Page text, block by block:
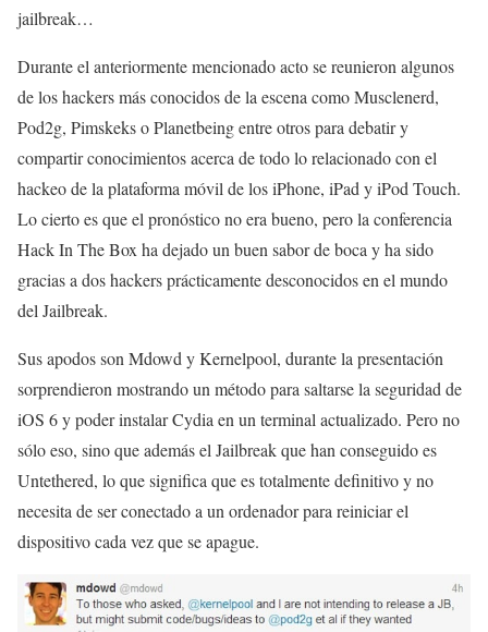
jailbreak…
Durante el anteriormente mencionado acto se reunieron algunos
de los hackers más conocidos de la escena como Musclenerd,
Pod2g, Pimskeks o Planetbeing entre otros para debatir y
compartir conocimientos acerca de todo lo relacionado con el
hackeo de la plataforma móvil de los iPhone, iPad y iPod Touch.
Lo cierto es que el pronóstico no era bueno, pero la conferencia
Hack In The Box ha dejado un buen sabor de boca y ha sido
gracias a dos hackers prácticamente desconocidos en el mundo
del Jailbreak.
Sus apodos son Mdowd y Kernelpool, durante la presentación
sorprendieron mostrando un método para saltarse la seguridad de
iOS 6 y poder instalar Cydia en un terminal actualizado. Pero no
sólo eso, sino que además el Jailbreak que han conseguido es
Untethered, lo que significa que es totalmente definitivo y no
necesita de ser conectado a un ordenador para reiniciar el
dispositivo cada vez que se apague.